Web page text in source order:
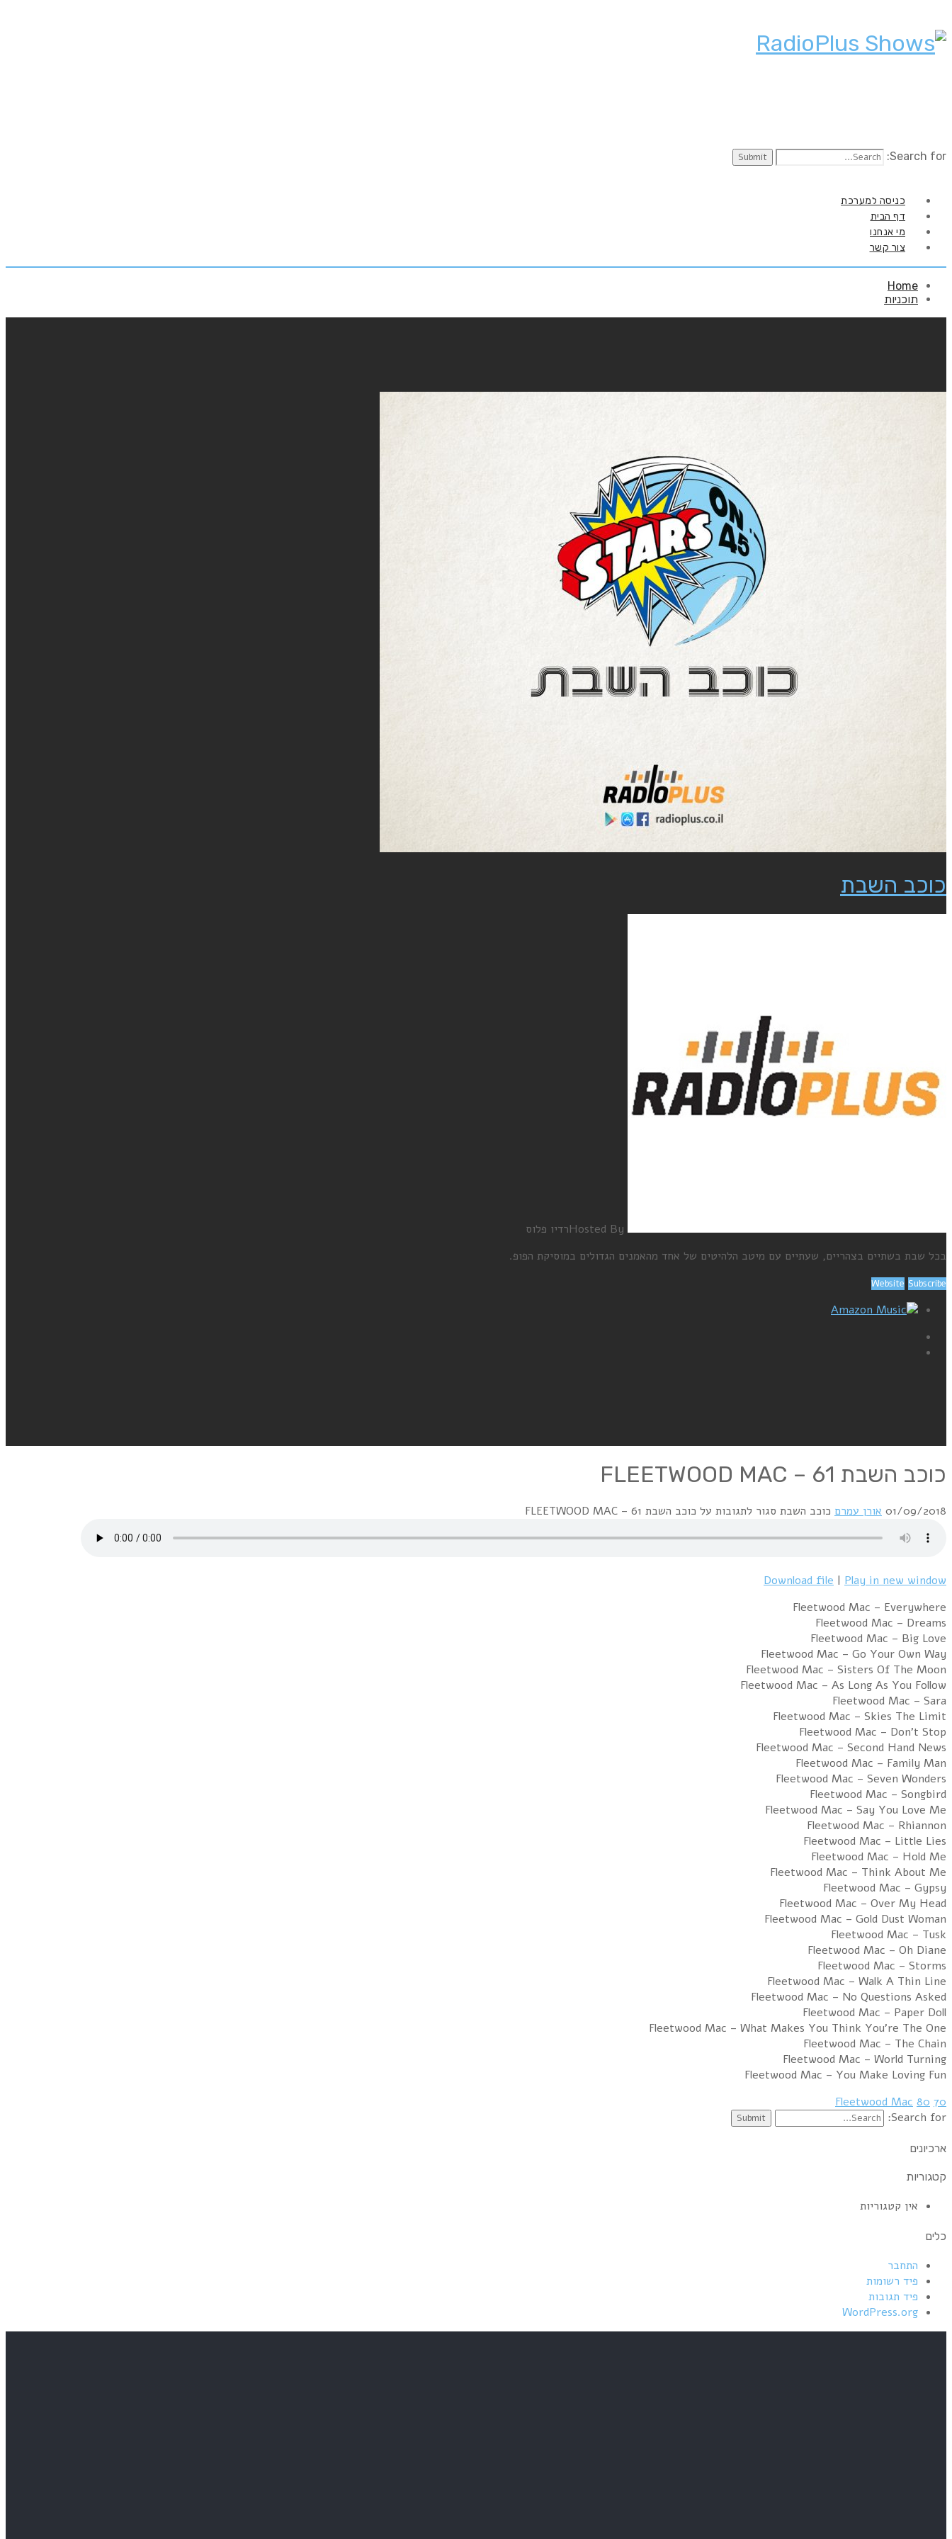
Search for:
כניסה למערכת
דף הבית
מי אנחנו
צור קשר
Home
תוכניות
כוכב השבת
Hosted Byרדיו פלוס
בכל שבת בשתיים בצהריים, שעתיים עם מיטב הלהיטים של אחד מהאמנים הגדולים במוסיקת הפופ.
Website Subscribe
Amazon Music
כוכב השבת 61 – FLEETWOOD MAC
01/09/2018 אורן עמרם כוכב השבת סגור לתגובות על כוכב השבת 61 – FLEETWOOD MAC
Download file | Play in new window
Fleetwood Mac – Everywhere
Fleetwood Mac – Dreams
Fleetwood Mac – Big Love
Fleetwood Mac – Go Your Own Way
Fleetwood Mac – Sisters Of The Moon
Fleetwood Mac – As Long As You Follow
Fleetwood Mac – Sara
Fleetwood Mac – Skies The Limit
Fleetwood Mac – Don’t Stop
Fleetwood Mac – Second Hand News
Fleetwood Mac – Family Man
Fleetwood Mac – Seven Wonders
Fleetwood Mac – Songbird
Fleetwood Mac – Say You Love Me
Fleetwood Mac – Rhiannon
Fleetwood Mac – Little Lies
Fleetwood Mac – Hold Me
Fleetwood Mac – Think About Me
Fleetwood Mac – Gypsy
Fleetwood Mac – Over My Head
Fleetwood Mac – Gold Dust Woman
Fleetwood Mac – Tusk
Fleetwood Mac – Oh Diane
Fleetwood Mac – Storms
Fleetwood Mac – Walk A Thin Line
Fleetwood Mac – No Questions Asked
Fleetwood Mac – Paper Doll
Fleetwood Mac – What Makes You Think You’re The One
Fleetwood Mac – The Chain
Fleetwood Mac – World Turning
Fleetwood Mac – You Make Loving Fun
70
80
Fleetwood Mac
Search for:
ארכיונים
קטגוריות
אין קטגוריות
כלים
התחבר
פיד רשומות
פיד תגובות
WordPress.org